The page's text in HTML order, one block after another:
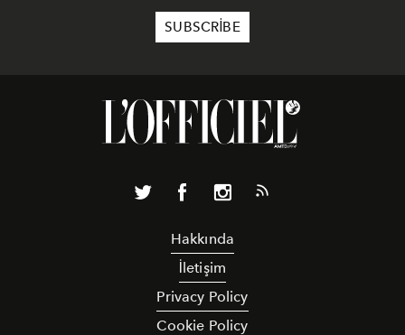
Hakkında
İletişim
Privacy Policy
Cookie Policy